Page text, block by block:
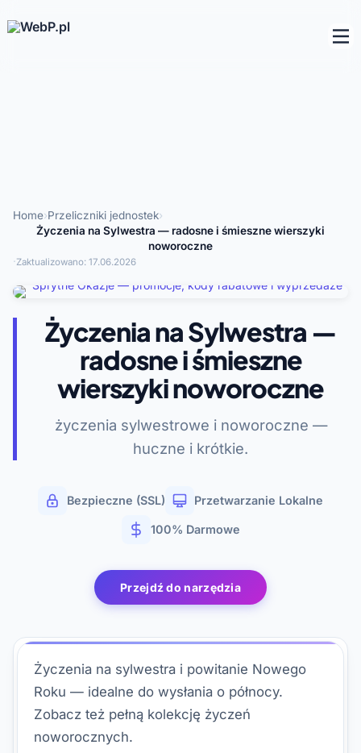
Home›Przeliczniki jednostek›
Życzenia na Sylwestra — radosne i śmieszne wierszyki
noworoczne
·Zaktualizowano: 17.06.2026
Życzenia na Sylwestra —
radosne i śmieszne
wierszyki noworoczne
życzenia sylwestrowe i noworoczne —
huczne i krótkie.
Bezpieczne (SSL) Przetwarzanie Lokalne
100% Darmowe
Przejdź do narzędzia
Życzenia na sylwestra i powitanie Nowego
Roku — idealne do wysłania o północy.
Zobacz też pełną kolekcję życzeń
noworocznych.